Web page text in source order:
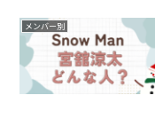
メンバー別